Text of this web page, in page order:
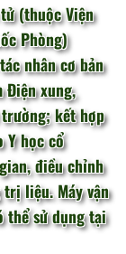
(thuộc Viện
Phòng)
nhân cơ bản
Điện xung,
trường; kết hợp
Y học cổ
điều chỉnh
liệu. Máy vận
thể sử dụng tại